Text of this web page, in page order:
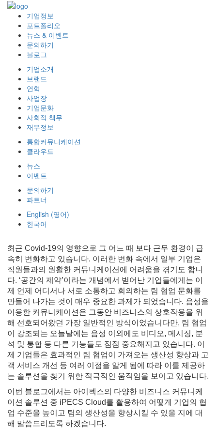
기업정보
포트폴리오
뉴스 & 이벤트
문의하기
블로그
기업소개
브랜드
연혁
사업장
기업문화
사회적 책무
재무정보
통합커뮤니케이션
클라우드
뉴스
이벤트
문의하기
파트너
English (영어)
한국어
최근 Covid-19의 영향으로 그 어느 때 보다 근무 환경이 급
속히 변화하고 있습니다. 이러한 변화 속에서 일부 기업은
직원들과의 원활한 커뮤니케이션에 어려움을 겪기도 합니
다. ‘공간의 제약’이라는 개념에서 벋어난 기업들에게는 이
제 언제 어디서나 서로 소통하고 회의하는 팀 협업 문화를
만들어 나가는 것이 매우 중요한 과제가 되었습니다. 음성을
이용한 커뮤니케이션은 그동안 비즈니스의 상호작용을 위
해 선호되어왔던 가장 일반적인 방식이었습니다만, 팀 협업
이 강조되는 오늘날에는 음성 이외에도 비디오, 메시징, 분
석 및 통합 등 다른 기능들도 점점 중요해지고 있습니다. 이
제 기업들은 효과적인 팀 협업이 가져오는 생산성 향상과 고
객 서비스 개선 등 여러 이점을 알게 됨에 따라 이를 제공하
는 솔루션을 찾기 위한 적극적인 움직임을 보이고 있습니다.
이번 블로그에서는 아이펙스의 다양한 비즈니스 커뮤니케
이션 솔루션 중 iPECS Cloud를 활용하여 어떻게 기업의 협
업 수준을 높이고 팀의 생산성을 향상시킬 수 있을 지에 대
해 말씀드리도록 하겠습니다.